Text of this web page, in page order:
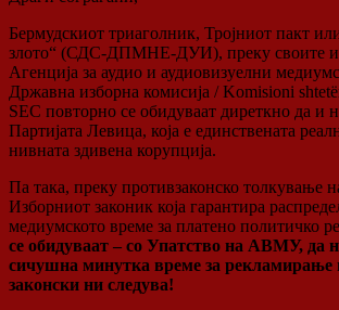
Бермудскиот триаголник, Тројниот пакт
злото“ (СДС-ДПМНЕ-ДУИ), преку своите
Агенција за аудио и аудиовизуелни
Државна изборна комисија / Komisioni
SEC повторно се обидуваат диреткно да и
Партијата Левица, која е единствената
нивната здивена корупција.
Па така, преку противзаконско толкување
Изборниот законик која гарантира
медиумското време за платено политичко
се обидуваат – со Упатство на АВМУ, да
сичушна минутка време за рекламирање
законски ни следува!